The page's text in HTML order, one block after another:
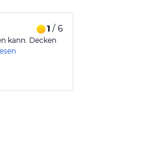
1/ 6
kann. Decken